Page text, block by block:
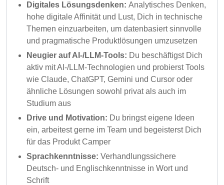
Digitales Lösungsdenken: Analytisches Denken,
hohe digitale Affinität und Lust, Dich in technische
Themen einzuarbeiten, um datenbasiert sinnvolle
und pragmatische Produktlösungen umzusetzen
Neugier auf AI-/LLM-Tools: Du beschäftigst Dich
aktiv mit AI-/LLM-Technologien und probierst Tools
wie Claude, ChatGPT, Gemini und Cursor oder
ähnliche Lösungen sowohl privat als auch im
Studium aus
Drive und Motivation: Du bringst eigene Ideen
ein, arbeitest gerne im Team und begeisterst Dich
für das Produkt Camper
Sprachkenntnisse: Verhandlungssichere
Deutsch- und Englischkenntnisse in Wort und
Schrift